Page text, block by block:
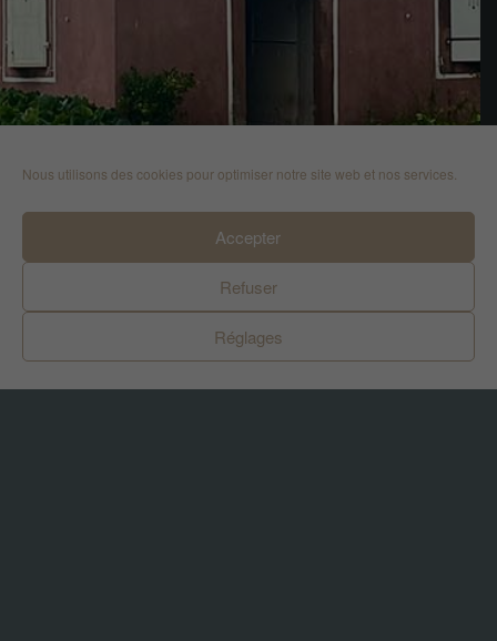
Nous utilisons des cookies pour optimiser notre site web et nos services.
Accepter
Refuser
Réglages